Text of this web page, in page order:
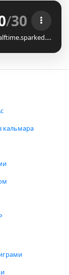
500 cage
die = spectate
/30
кальмара